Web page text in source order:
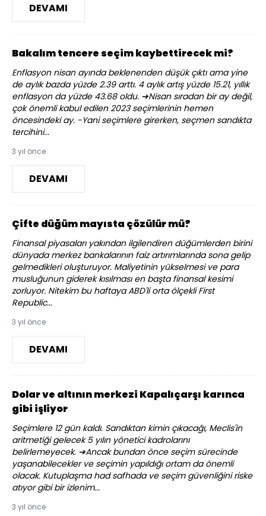
DEVAMI
Bakalım tencere seçim kaybettirecek mi?
Enflasyon nisan ayında beklenenden düşük çıktı ama yine
de aylık bazda yüzde 2.39 arttı. 4 aylık artış yüzde 15.21, yıllık
enflasyon da yüzde 43.68 oldu. ➔Nisan sıradan bir ay değil,
çok önemli kabul edilen 2023 seçimlerinin hemen
öncesindeki ay. -Yani seçimlere girerken, seçmen sandıkta
tercihini...
3 yıl önce
DEVAMI
Çifte düğüm mayısta çözülür mü?
Finansal piyasaları yakından ilgilendiren düğümlerden birini
dünyada merkez bankalarının faiz artırımlarında sona gelip
gelmedikleri oluşturuyor. Maliyetinin yükselmesi ve para
musluğunun giderek kısılması en başta finansal kesimi
zorluyor. Nitekim bu haftaya ABD'li orta ölçekli First
Republic...
3 yıl önce
DEVAMI
Dolar ve altının merkezi Kapalıçarşı karınca
gibi işliyor
Seçimlere 12 gün kaldı. Sandıktan kimin çıkacağı, Meclis'in
aritmetiği gelecek 5 yılın yönetici kadrolarını
belirlemeyecek. ➔Ancak bundan önce seçim sürecinde
yaşanabilecekler ve seçimin yapıldığı ortam da önemli
olacak. Kutuplaşma had safhada ve seçim güvenliğini riske
atıyor gibi bir izlenim...
3 yıl önce